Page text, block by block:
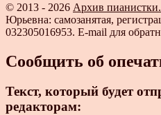
© 2013 - 2026 Архив пианистки.
Юрьевна: самозанятая,
032305016953. E-mail для
Сообщить об
Текст, который будет
редакторам: